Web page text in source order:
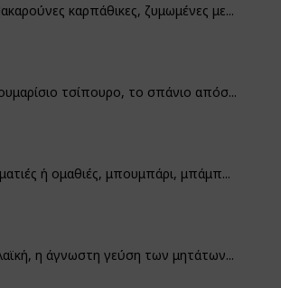
καρπάθικες, ζυμωμένες με...
τσίπουρο, το σπάνιο απόσ...
ή ομαθιές, μπουμπάρι, μπάμπ...
η άγνωστη γεύση των μητάτων...